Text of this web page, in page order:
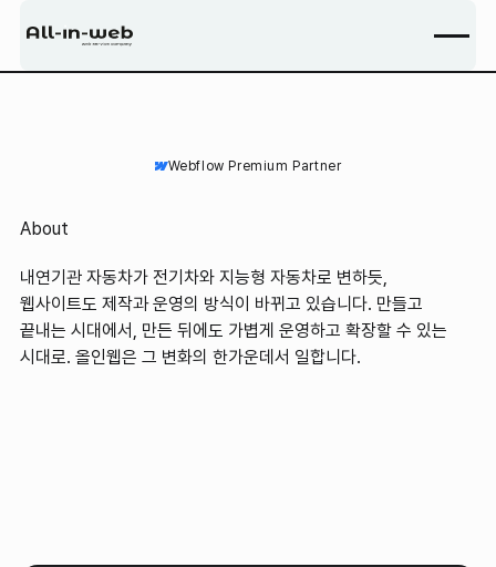
Webflow Premium Partner
About
내연기관 자동차가 전기차와 지능형 자동차로 변하듯,
웹사이트도 제작과 운영의 방식이 바뀌고 있습니다. 만들고
끝내는 시대에서, 만든 뒤에도 가볍게 운영하고 확장할 수 있는
시대로. 올인웹은 그 변화의 한가운데서 일합니다.